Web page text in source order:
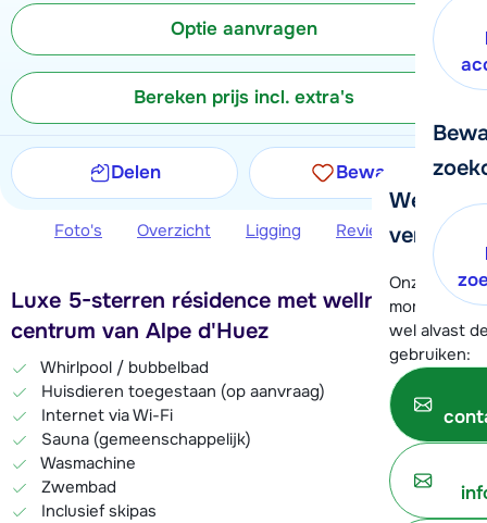
We
verder!
Onze
moment
wel alvast
gebruiken:
Optie aanvragen
Bereken prijs incl. extra's
Delen Bewaren
Foto's Overzicht Ligging Reviews
Luxe 5-sterren résidence met wellness in
centrum van Alpe d'Huez
Whirlpool / bubbelbad
Huisdieren toegestaan (op aanvraag)
Internet via Wi-Fi
Sauna (gemeenschappelijk)
Wasmachine
Zwembad
Inclusief skipas